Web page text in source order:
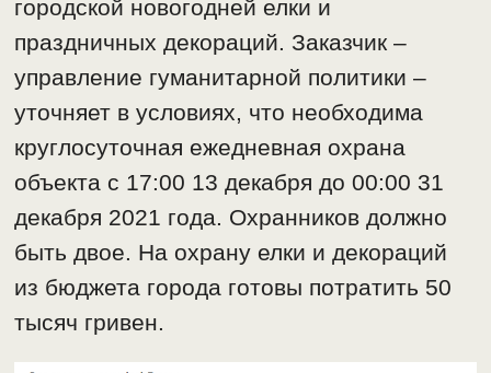
городской новогодней елки и
праздничных декораций. Заказчик –
управление гуманитарной политики –
уточняет в условиях, что необходима
круглосуточная ежедневная охрана
объекта с 17:00 13 декабря до 00:00 31
декабря 2021 года. Охранников должно
быть двое. На охрану елки и декораций
из бюджета города готовы потратить 50
тысяч гривен.